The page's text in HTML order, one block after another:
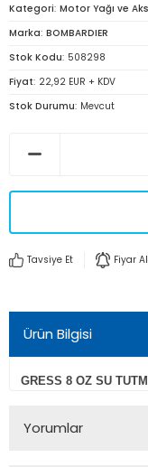
Kategori Motor Yağı ve
Marka BOMBARDIER
Stok Kodu 508298
Fiyat 22,92 EUR + KDV
Stok Durumu Mevcut
Tavsiye Et Fiyar
Ürün Bilgisi
GRESS 8 OZ SU
Yorumlar